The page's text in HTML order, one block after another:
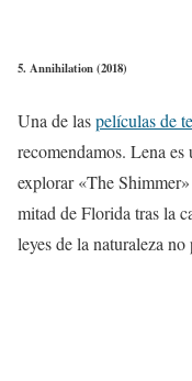
5. Annihilation (2018)
Una de laspelículas de
recomendamos. Lena
explorar «The
mitad de Florida tras la
leyes de la naturaleza